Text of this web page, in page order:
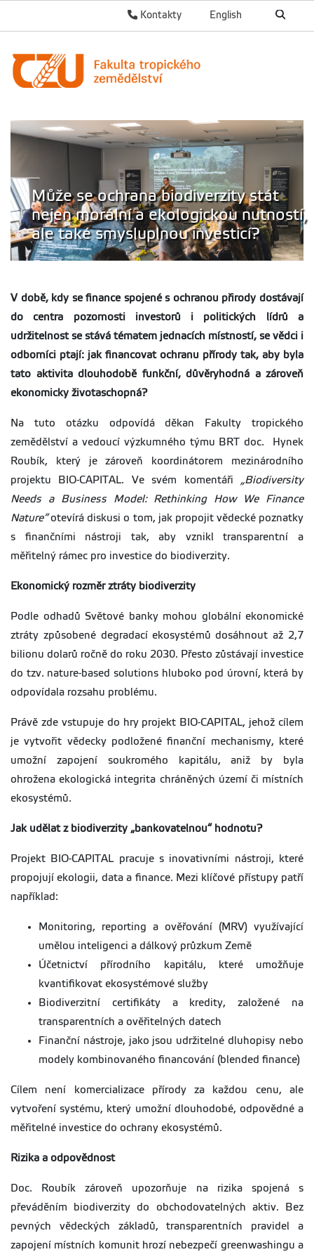
English
Kontakty
Může se ochrana biodiverzity stát
nejen morální a ekologickou nutností,
ale také smysluplnou investicí?
V době, kdy se finance spojené s ochranou přirody dostávají
do centra pozornosti investorů i politických lídrů a
udržitelnost se stává tématem jednacích místností, se vědci i
odborníci ptají: jak financovat ochranu přírody tak, aby byla
tato aktivita dlouhodobě funkční, důvěryhodná a zároveň
ekonomicky životaschopná?
Na tuto otázku odpovídá děkan Fakulty tropického
zemědělství a vedoucí výzkumného týmu BRT doc. Hynek
Roubík, který je zároveň koordinátorem mezinárodního
projektu BIO-CAPITAL. Ve svém komentáři „Biodiversity
Needs a Business Model: Rethinking How We Finance
Nature“otevírá diskusi o tom, jak propojit vědecké poznatky
s finančními nástroji tak, aby vznikl transparentní a
měřitelný rámec pro investice do biodiverzity.
Ekonomický rozměr ztráty biodiverzity
Podle odhadů Světové banky mohou globální ekonomické
ztráty způsobené degradací ekosystémů dosáhnout až 2,7
bilionu dolarů ročně do roku 2030. Přesto zůstávají investice
do tzv. nature-based solutions hluboko pod úrovní, která by
odpovídala rozsahu problému.
Právě zde vstupuje do hry projekt BIO-CAPITAL, jehož cílem
je vytvořit vědecky podložené finanční mechanismy, které
umožní zapojení soukromého kapitálu, aniž by byla
ohrožena ekologická integrita chráněných území či místních
ekosystémů.
Jak udělat z biodiverzity „bankovatelnou“ hodnotu?
Projekt BIO-CAPITAL pracuje s inovativními nástroji, které
propojují ekologii, data a finance. Mezi klíčové přístupy patří
například:
Monitoring, reporting a ověřování (MRV) využívající
umělou inteligenci a dálkový průzkum Země
Účetnictví přírodního kapitálu, které umožňuje
kvantifikovat ekosystémové služby
Biodiverzitní certifikáty a kredity, založené na
transparentních a ověřitelných datech
Finanční nástroje, jako jsou udržitelné dluhopisy nebo
modely kombinovaného financování (blended finance)
Cílem není komercializace přírody za každou cenu, ale
vytvoření systému, který umožní dlouhodobé, odpovědné a
měřitelné investice do ochrany ekosystémů.
Rizika a odpovědnost
Doc. Roubík zároveň upozorňuje na rizika spojená s
převáděním biodiverzity do obchodovatelných aktiv. Bez
pevných vědeckých základů, transparentních pravidel a
zapojení místních komunit hrozí nebezpečí greenwashingu a